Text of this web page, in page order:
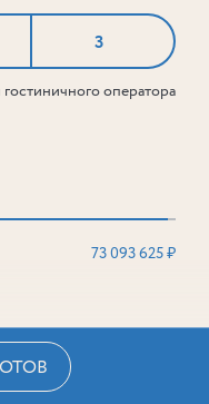
3
оператора
73 093 625 ₽